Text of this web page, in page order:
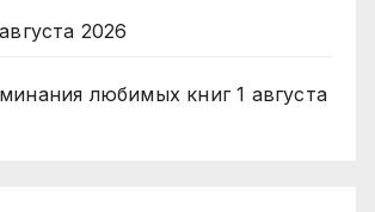
2026
любимых книг 1 августа